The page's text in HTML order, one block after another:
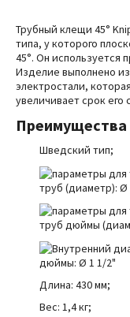
Трубный клещи 45°
типа, у которого
45°. Он используется
Изделие выполнено
электростали,
увеличивает срок его
Преимущества
Шведский тип;
труб (диаметр): Ø
труб дюймы
дюймы: Ø 1 1/2"
Длина: 430 мм;
Вес: 1,4 кг;